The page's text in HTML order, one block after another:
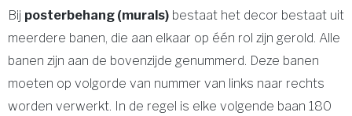
Bij posterbehang (murals) bestaat het decor bestaat uit
meerdere banen, die aan elkaar op één rol zijn gerold. Alle
banen zijn aan de bovenzijde genummerd. Deze banen
moeten op volgorde van nummer van links naar rechts
worden verwerkt. In de regel is elke volgende baan 180